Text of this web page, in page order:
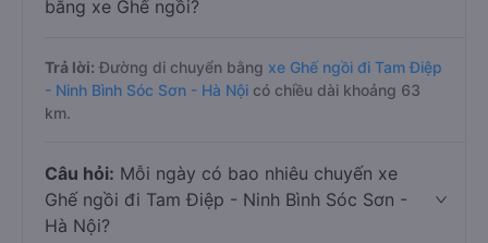
bằng xe Ghế ngồi?
Trả lời: Đường di chuyển bằng xe Ghế ngồi đi Tam Điệp
- Ninh Bình Sóc Sơn - Hà Nội có chiều dài khoảng 63
km.
Câu hỏi: Mỗi ngày có bao nhiêu chuyến xe
Ghế ngồi đi Tam Điệp - Ninh Bình Sóc Sơn -
Hà Nội?